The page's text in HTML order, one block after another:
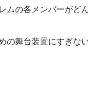
ムの各メンバーがど
の舞台装置にすぎない